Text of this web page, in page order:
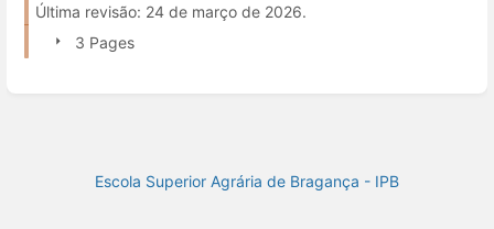
Última revisão: 24 de março de 2026.
3 Pages
Escola Superior Agrária de Bragança - IPB